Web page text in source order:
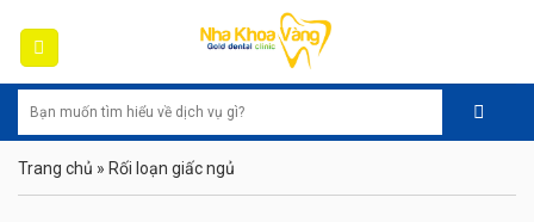
content
Trang chủ » Rối loạn giấc ngủ